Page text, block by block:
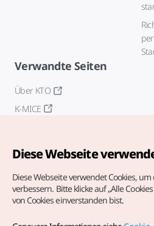
Verwandte Seiten
Über KTO
K-MICE
vorbehalten.
Diese Webseite
Diese Webseite verwendet Cookies,
verbessern. Bitte klicke auf „Alle
von Cookies einverstanden bist.